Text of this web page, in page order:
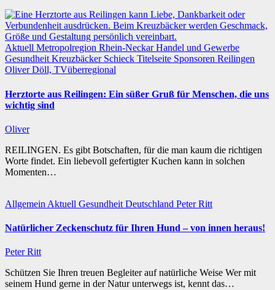
Aktuell Metropolregion Rhein-Neckar Handel und Gewerbe
Gesundheit Kreuzbäcker Schieck Titelseite Sponsoren Reilingen
Oliver Döll, TVüberregional
Herztorte aus Reilingen: Ein süßer Gruß für Menschen, die uns
wichtig sind
Oliver
REILINGEN. Es gibt Botschaften, für die man kaum die richtigen
Worte findet. Ein liebevoll gefertigter Kuchen kann in solchen
Momenten…
Allgemein Aktuell Gesundheit Deutschland Peter Ritt
Natürlicher Zeckenschutz für Ihren Hund – von innen heraus!
Peter Ritt
Schützen Sie Ihren treuen Begleiter auf natürliche Weise Wer mit
seinem Hund gerne in der Natur unterwegs ist, kennt das…